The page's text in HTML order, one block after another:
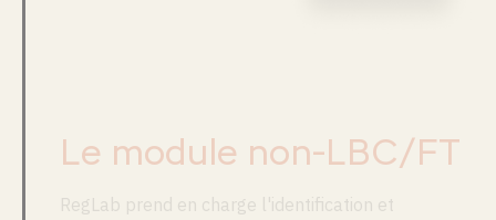
Le module non- LBC/FT
RegLab prend en charge l'identification et